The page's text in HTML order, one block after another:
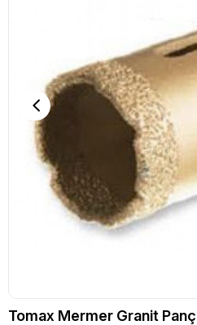
Tomax Mermer Granit